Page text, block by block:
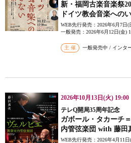
新・福岡古楽音楽祭
ドイツ教会音楽への
WEB先行発売：2026年6月7日(
一般発売：2026年6月12日(金)
主 催 一般発売中 / インタ
2026年10月13日(火) 19:00
テレQ開局35周年記念
ガボール・タカーチ
内管弦楽団 with 藤田
WEB先行発売：2026年4月11日